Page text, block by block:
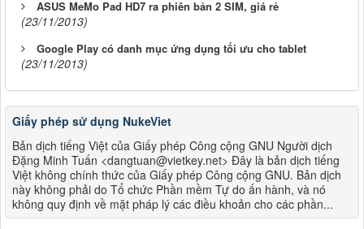
ASUS MeMo Pad HD7 ra phiên bản 2 SIM, giá rẻ
(23/11/2013)
Google Play có danh mục ứng dụng tối ưu cho tablet
(23/11/2013)
Giấy phép sử dụng NukeViet
Bản dịch tiếng Việt của Giấy phép Công cộng GNU Người dịch
Đặng Minh Tuấn <dangtuan@vietkey.net> Đây là bản dịch tiếng
Việt không chính thức của Giấy phép Công cộng GNU. Bản dịch
này không phải do Tổ chức Phần mềm Tự do ấn hành, và nó
không quy định về mặt pháp lý các điều khoản cho các phần...